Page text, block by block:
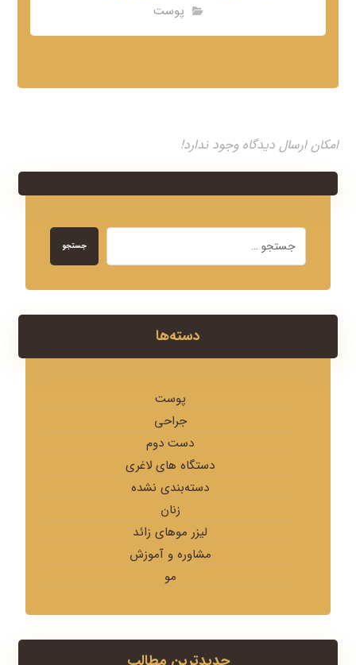
پوست
امکان ارسال دیدگاه وجود ندارد!
جستجو
دسته‌ها
پوست
جراحی
دست دوم
دستگاه های لاغری
دسته‌بندی نشده
زنان
لیزر موهای زائد
مشاوره و آموزش
مو